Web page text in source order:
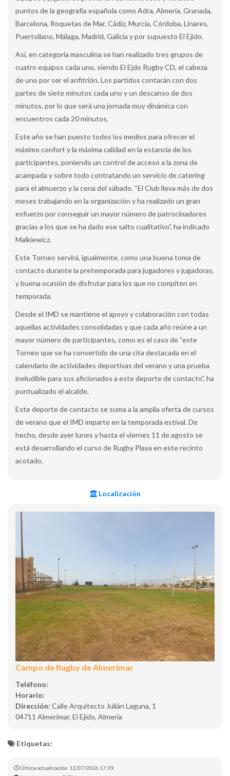
puntos de la geografía española como Adra, Almería, Granada,
Barcelona, Roquetas de Mar, Cádiz, Murcia, Córdoba, Linares,
Puertollano, Málaga, Madrid, Galicia y por supuesto El Ejido.
Así, en categoría masculina se han realizado tres grupos de
cuatro equipos cada uno, siendo El Ejdo Rugby CD, el cabeza
de uno por ser el anfitrión. Los partidos contarán con dos
partes de siete minutos cada uno y un descanso de dos
minutos, por lo que será una jornada muy dinámica con
encuentros cada 20 minutos.
Este año se han puesto todos los medios para ofrecer el
máximo confort y la máxima calidad en la estancia de los
participantes, poniendo un control de acceso a la zona de
acampada y sobre todo contratando un servicio de catering
para el almuerzo y la cena del sábado. “El Club lleva más de dos
meses trabajando en la organización y ha realizado un gran
esfuerzo por conseguir un mayor número de patrocinadores
gracias a los que se ha dado ese salto cualitativo”, ha indicado
Malkiewicz.
Este Torneo servirá, igualmente, como una buena toma de
contacto durante la pretemporada para jugadores y jugadoras,
y buena ocasión de disfrutar para los que no compiten en
temporada.
Desde el IMD se mantiene el apoyo y colaboración con todas
aquellas actividades consolidadas y que cada año reúne a un
mayor número de participantes, como es el caso de “este
Torneo que se ha convertido de una cita destacada en el
calendario de actividades deportivas del verano y una prueba
ineludible para sus aficionados a este deporte de contacto”, ha
puntualizado el alcalde.
Este deporte de contacto se suma a la amplia oferta de cursos
de verano que el IMD imparte en la temporada estival. De
hecho, desde ayer lunes y hasta el viernes 11 de agosto se
está desarrollando el curso de Rugby Playa en este recinto
acotado.
Localización
Campo de Rugby de Almerimar
Teléfono:
Horario:
Dirección: Calle Arquitecto Julián Laguna, 1
04711 Almerimar, El Ejido, Almería
Etiquetas:
Última actualización: 12/07/2026 17:39